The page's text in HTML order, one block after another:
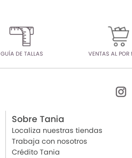
GUÍA DE TALLAS VENTAS AL POR
Sobre Tania
Localiza nuestras tiendas
Trabaja con nosotros
Crédito Tania